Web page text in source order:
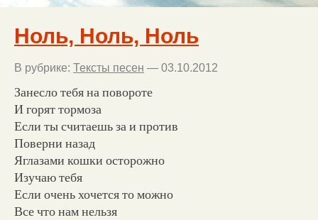
Ноль, Ноль, Ноль
В рубрике: Тексты песен — 03.10.2012
Занесло тебя на повороте
И горят тормоза
Если ты считаешь за и против
Поверни назад
Яглазами кошки осторожно
Изучаю тебя
Если очень хочется то можно
Все что нам нельзя